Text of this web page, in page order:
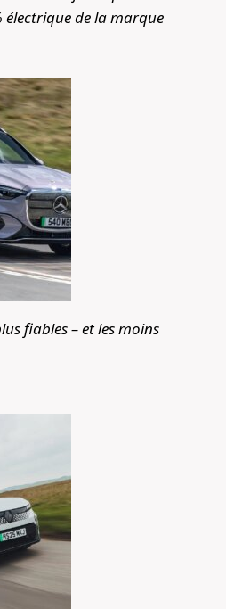
électrique de la marque
fiables – et les moins